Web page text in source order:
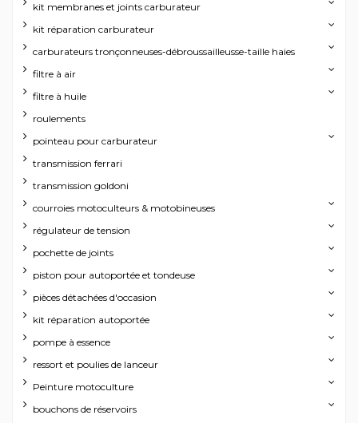
kit membranes et joints carburateur
kit réparation carburateur
carburateurs tronçonneuses-débroussailleusse-taille haies
filtre à air
filtre à huile
roulements
pointeau pour carburateur
transmission ferrari
transmission goldoni
courroies motoculteurs & motobineuses
régulateur de tension
pochette de joints
piston pour autoportée et tondeuse
pièces détachées d'occasion
kit réparation autoportée
pompe à essence
ressort et poulies de lanceur
Peinture motoculture
bouchons de réservoirs